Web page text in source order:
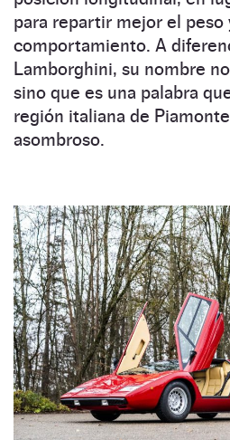
para repartir mejor el peso
comportamiento. A
Lamborghini, su nombre
sino que es una palabra
región italiana de
asombroso.